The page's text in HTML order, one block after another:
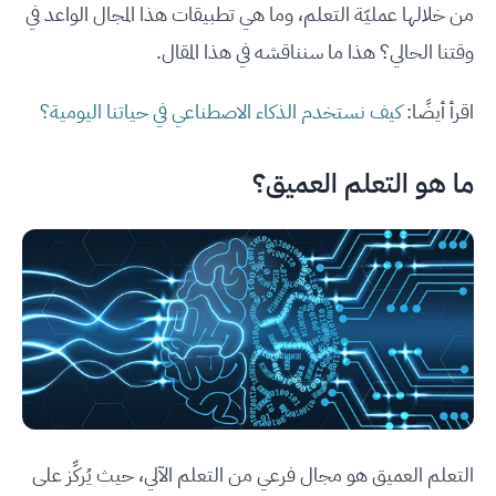
من خلالها عمليّة التعلم، وما هي تطبيقات هذا المجال الواعد في
وقتنا الحالي؟ هذا ما سنناقشه في هذا المقال.
اقرأ أيضًا:كيف نستخدم الذكاء الاصطناعي في حياتنا اليومية؟
ما هو التعلم العميق؟
التعلم العميق هو مجال فرعي من التعلم الآلي، حيث يُركِّز على